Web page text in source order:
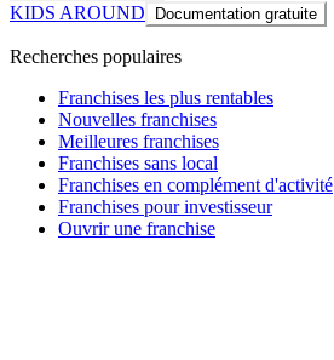
KIDS AROUND Documentation gratuite
Recherches populaires
Franchises les plus rentables
Nouvelles franchises
Meilleures franchises
Franchises sans local
Franchises en complément d'activité
Franchises pour investisseur
Ouvrir une franchise